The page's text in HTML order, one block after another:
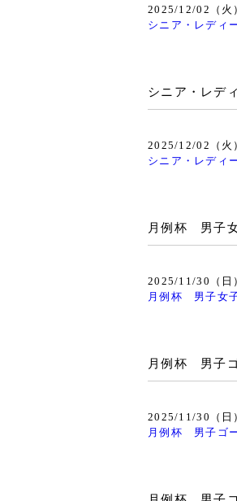
2025/12/02（火
シニア・レディ
シニア・レデ
2025/12/02（火
シニア・レディ
月例杯 男子
2025/11/30（日
月例杯 男子女
月例杯 男子
2025/11/30（日
月例杯 男子ゴ